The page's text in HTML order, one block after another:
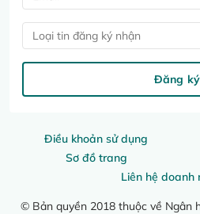
Điều khoản sử dụng
Sơ đồ trang
Liên hệ doanh
© Bản quyền 2018 thuộc về Ngân
Loại tin đăng ký nhận
Đăng ký